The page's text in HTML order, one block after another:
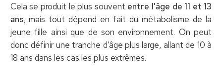
Cela se produit le plus souvent entre l'âge de 11 et 13
ans, mais tout dépend en fait du métabolisme de la
jeune fille ainsi que de son environnement. On peut
donc définir une tranche d’âge plus large, allant de 10 à
18 ans dans les cas les plus extrêmes.